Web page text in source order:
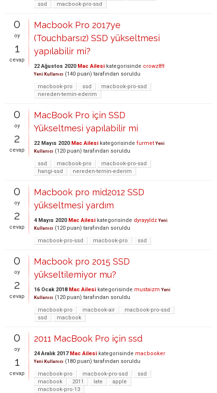
ssd
macbook-pro-ssd
0
oy
1
cevap
Macbook Pro 2017ye
(Touchbarsız) SSD yükseltmesi
yapılabilir mi?
22 Ağustos 2020 Mac Ailesi kategorisinde crowz89
Yeni Kullanıcı (140 puan) tarafından soruldu
macbook-pro
ssd
macbook-pro-ssd
nereden-temin-ederim
0
oy
2
cevap
MacBook Pro için SSD
Yükseltmesi yapılabilir mi
22 Mayıs 2020 Mac Ailesi kategorisinde furmet Yeni
Kullanıcı (120 puan) tarafından soruldu
ssd
macbook-pro
macbook-pro-ssd
hangi-ssd
nereden-temin-ederim
0
oy
2
cevap
Macbook pro mid2012 SSD
yükseltmesi yardım
4 Mayıs 2020 Mac Ailesi kategorisinde dyrayyldz Yeni
Kullanıcı (120 puan) tarafından soruldu
macbook-pro-ssd
macbook-pro ssd
0
oy
2
cevap
Macbook pro 2015 SSD
yükseltilemiyor mu?
16 Ocak 2018 Mac Ailesi kategorisinde mustaizm Yeni
Kullanıcı (120 puan) tarafından soruldu
macbook-pro
macbook-air
macbook-pro-ssd
ssd
macbook
0
oy
1
cevap
2011 MacBook Pro için ssd
24 Aralık 2017 Mac Ailesi kategorisinde macbooker
Yeni Kullanıcı (180 puan) tarafından soruldu
macbook-pro
macbook-pro-ssd
ssd
macbook
2011 late
apple
macbook-pro-13